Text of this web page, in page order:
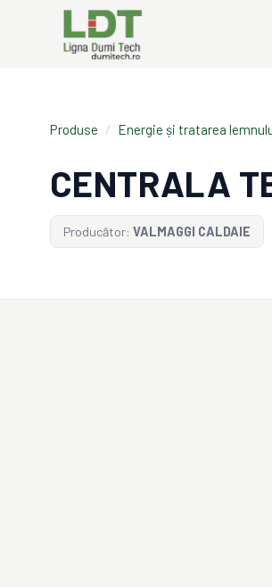
Produse / Energie și tratarea
CENTRALA
Producător: VALMAGGI CALDAIE